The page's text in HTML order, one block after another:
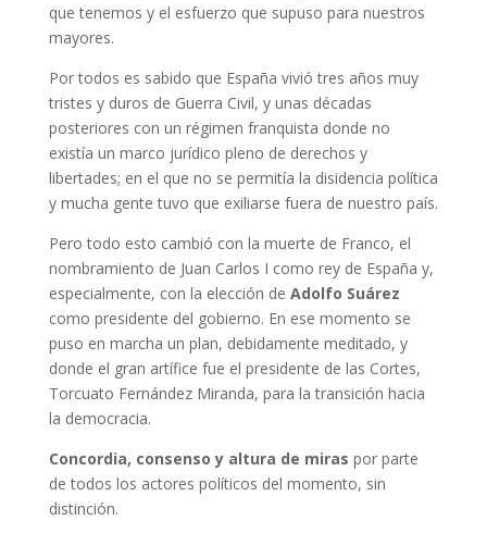
que tenemos y el esfuerzo que supuso para nuestros
mayores.
Por todos es sabido que España vivió tres años muy
tristes y duros de Guerra Civil, y unas décadas
posteriores con un régimen franquista donde no
existía un marco jurídico pleno de derechos y
libertades; en el que no se permitía la disidencia política
y mucha gente tuvo que exiliarse fuera de nuestro país.
Pero todo esto cambió con la muerte de Franco, el
nombramiento de Juan Carlos I como rey de España y,
especialmente, con la elección de Adolfo Suárez
como presidente del gobierno. En ese momento se
puso en marcha un plan, debidamente meditado, y
donde el gran artífice fue el presidente de las Cortes,
Torcuato Fernández Miranda, para la transición hacia
la democracia.
Concordia, consenso y altura de miras por parte
de todos los actores políticos del momento, sin
distinción.